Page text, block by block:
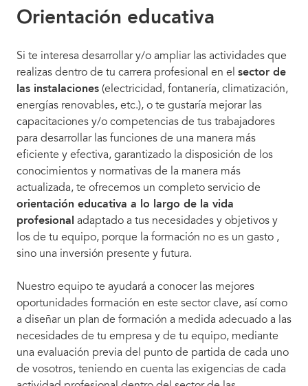
Orientación educativa
Si te interesa desarrollar y/o ampliar las actividades que
realizas dentro de tu carrera profesional en el sector de
las instalaciones (electricidad, fontanería, climatización,
energías renovables, etc.), o te gustaría mejorar las
capacitaciones y/o competencias de tus trabajadores
para desarrollar las funciones de una manera más
eficiente y efectiva, garantizado la disposición de los
conocimientos y normativas de la manera más
actualizada, te ofrecemos un completo servicio de
orientación educativa a lo largo de la vida
profesional adaptado a tus necesidades y objetivos y
los de tu equipo, porque la formación no es un gasto ,
sino una inversión presente y futura.
Nuestro equipo te ayudará a conocer las mejores
oportunidades formación en este sector clave, así como
a diseñar un plan de formación a medida adecuado a las
necesidades de tu empresa y de tu equipo, mediante
una evaluación previa del punto de partida de cada uno
de vosotros, teniendo en cuenta las exigencias de cada